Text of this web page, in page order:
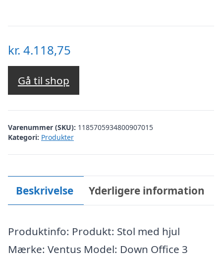
kr. 4.118,75
Gå til shop
Varenummer (SKU): 1185705934800907015
Kategori: Produkter
Beskrivelse Yderligere information
Produktinfo: Produkt: Stol med hjul
Mærke: Ventus Model: Down Office 3